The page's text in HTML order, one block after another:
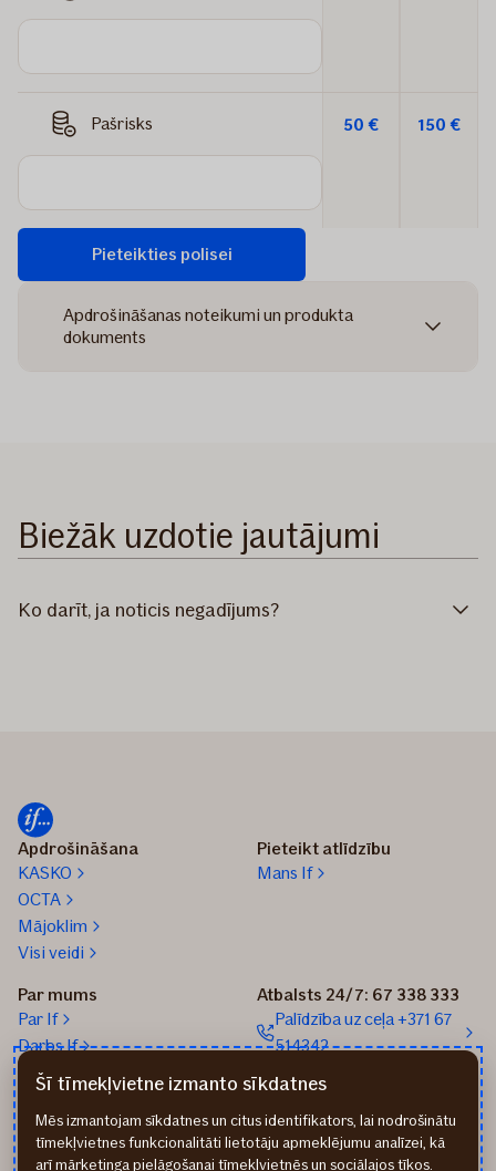
Pašrisks 50 € 150 €
Pieteikties polisei
Apdrošināšanas noteikumi un produkta
dokuments
Biežāk uzdotie jautājumi
Ko darīt, ja noticis negadījums?
Apdrošināšana
KASKO
OCTA
Mājoklim
Visi veidi
Pieteikt atlīdzību
Mans If
Par mums
Par If
Darbs If
Medijiem
Ilgtspēja
Atbalsts 24/7: 67 338 333
Palīdzība uz ceļa +371 67
514342
Sūtīt e-pastu: info@if.lv
If Apdrošināšanas
izplatītāji
Šī tīmekļvietne izmanto sīkdatnes
Mēs izmantojam sīkdatnes un citus identifikators, lai nodrošinātu
tīmekļvietnes funkcionalitāti lietotāju apmeklējumu analīzei, kā
arī mārketinga pielāgošanai tīmekļvietnēs un sociālajos tīkos.